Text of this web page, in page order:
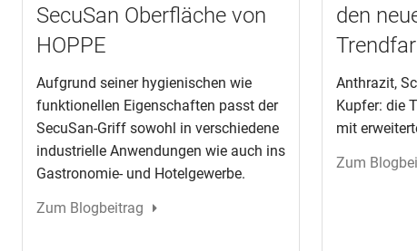
SecuSan Oberfläche von
HOPPE
Aufgrund seiner hygienischen wie
funktionellen Eigenschaften passt der
SecuSan-Griff sowohl in verschiedene
industrielle Anwendungen wie auch ins
Gastronomie- und Hotelgewerbe.
Zum Blogbeitrag
den
Anthrazit,
Kupfer: die
mit
Zum